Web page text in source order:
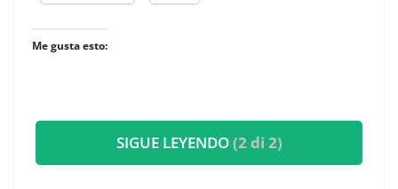
Me gusta esto:
SIGUE LEYENDO(2 di 2)